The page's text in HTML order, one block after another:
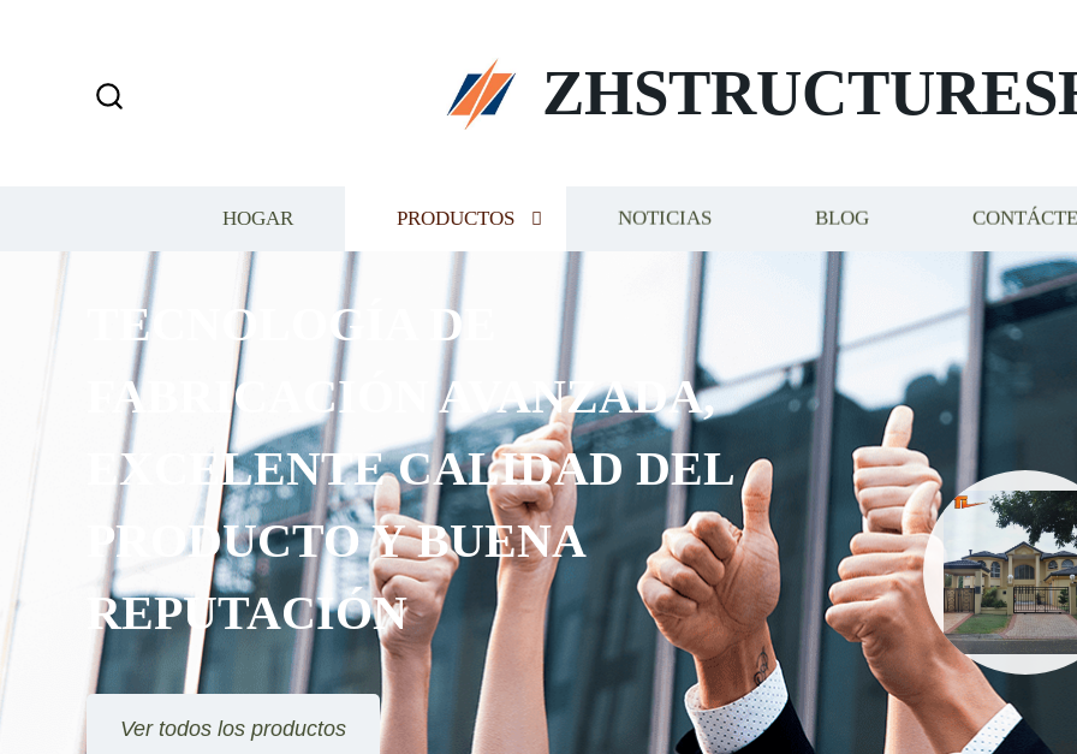
HOGAR PRODUCTOS NOTICIAS BLOG
TECNOLOGÍA DE
FABRICACIÓN AVANZADA,
EXCELENTE CALIDAD DEL
PRODUCTO Y BUENA
REPUTACIÓN
Ver todos los productos